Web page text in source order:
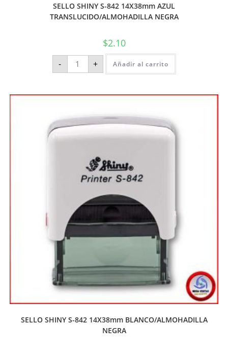
SELLO SHINY S-842 14X38mm AZUL
TRANSLUCIDO/ALMOHADILLA NEGRA
$2.10
- + Añadir al carrito
SELLO SHINY S-842 14X38mm BLANCO/ALMOHADILLA
NEGRA